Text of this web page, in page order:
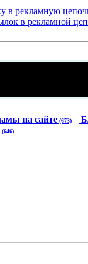
на сайте (673)
(646)